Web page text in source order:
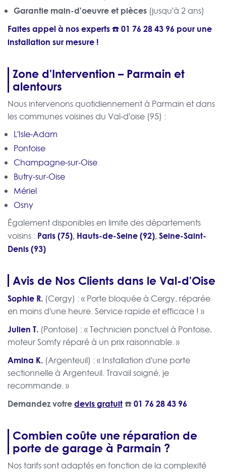
Garantie main-d'oeuvre et pièces (jusqu'à 2 ans)
Faites appel à nos experts ☎️01 76 28 43 96 pour une
installation sur mesure !
Zone d'Intervention – Parmain et
alentours
Nous intervenons quotidiennement à Parmain et dans
les communes voisines du Val-d'oise (95) :
L'Isle-Adam
Pontoise
Champagne-sur-Oise
Butry-sur-Oise
Mériel
Osny
Également disponibles en limite des départements
voisins : Paris (75), Hauts-de-Seine (92),Seine-Saint-
Denis (93)
Avis de Nos Clients dans le Val-d'Oise
Sophie R. (Cergy) : « Porte bloquée à Cergy, réparée
en moins d'une heure. Service rapide et efficace ! »
Julien T. (Pontoise) : « Technicien ponctuel à Pontoise,
moteur Somfy réparé à un prix raisonnable. »
Amina K. (Argenteuil) : « Installation d'une porte
sectionnelle à Argenteuil. Travail soigné, je
recommande. »
Demandez votredevis gratuit ☎️01 76 28 43 96
Combien coûte une réparation de
porte de garage à Parmain ?
Nos tarifs sont adaptés en fonction de la complexité